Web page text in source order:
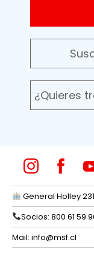
¿Quieres
General Holley
Socios: 800 61 59
Mail: info@msf.cl